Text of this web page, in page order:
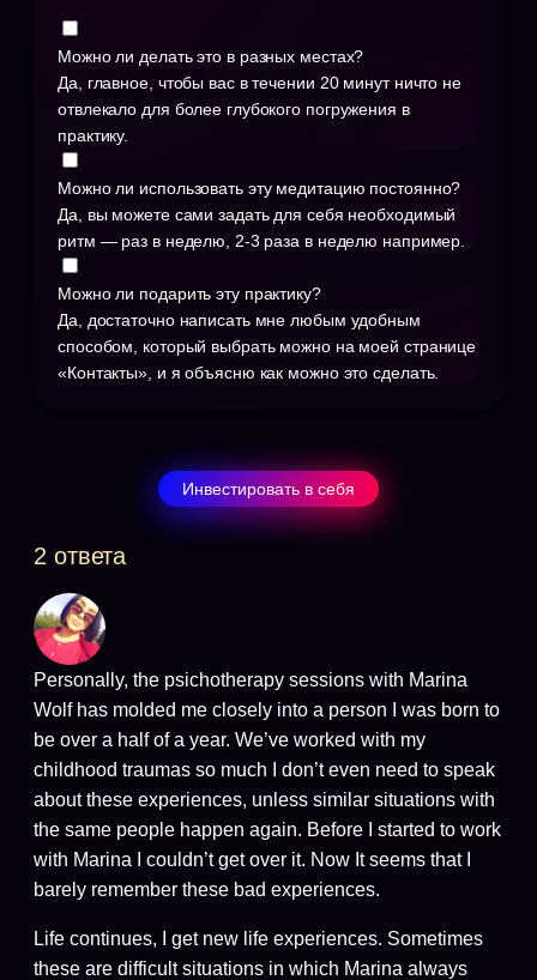
Можно ли делать это в разных местах?
Да, главное, чтобы вас в течении 20 минут ничто не
отвлекало для более глубокого погружения в
практику.
Можно ли использовать эту медитацию постоянно?
Да, вы можете сами задать для себя необходимый
ритм — раз в неделю, 2-3 раза в неделю например.
Можно ли подарить эту практику?
Да, достаточно написать мне любым удобным
способом, который выбрать можно на моей странице
«Контакты», и я объясню как можно это сделать.
Инвестировать в себя
2 ответа
Personally, the psichotherapy sessions with Marina
Wolf has molded me closely into a person I was born to
be over a half of a year. We’ve worked with my
childhood traumas so much I don’t even need to speak
about these experiences, unless similar situations with
the same people happen again. Before I started to work
with Marina I couldn’t get over it. Now It seems that I
barely remember these bad experiences.
Life continues, I get new life experiences. Sometimes
these are difficult situations in which Marina always